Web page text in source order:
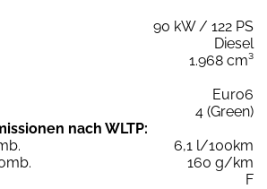
90 kW / 122 PS
Diesel
1.968 cm³
Euro6
4 (Green)
nach WLTP:
6,1 l/100km
160 g/km
F